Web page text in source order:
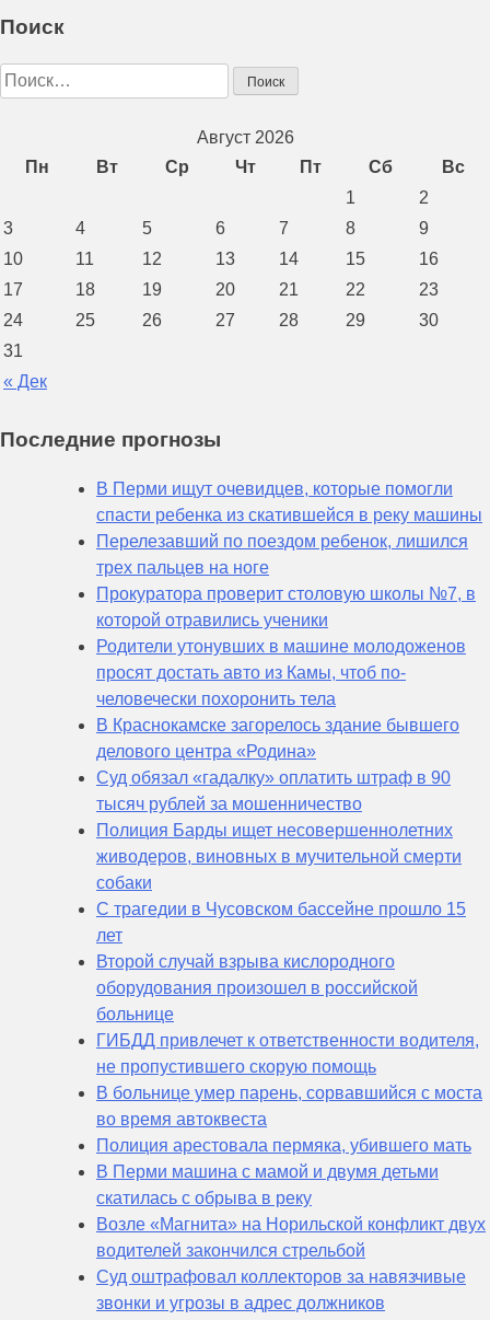
Поиск
Найти:
Август 2026
Пн
Вт Ср Чт Пт Сб Вс
« Дек
1
2
3
4 5 6 7 8
9
10
11 12 13 14 15
16
17
18 19 20 21 22
23
24
25 26 27 28 29
30
31
Последние прогнозы
В Перми ищут очевидцев, которые помогли
спасти ребенка из скатившейся в реку машины
Перелезавший по поездом ребенок, лишился
трех пальцев на ноге
Прокуратора проверит столовую школы №7, в
которой отравились ученики
Родители утонувших в машине молодоженов
просят достать авто из Камы, чтоб по-
человечески похоронить тела
В Краснокамске загорелось здание бывшего
делового центра «Родина»
Суд обязал «гадалку» оплатить штраф в 90
тысяч рублей за мошенничество
Полиция Барды ищет несовершеннолетних
живодеров, виновных в мучительной смерти
собаки
С трагедии в Чусовском бассейне прошло 15
лет
Второй случай взрыва кислородного
оборудования произошел в российской
больнице
ГИБДД привлечет к ответственности водителя,
не пропустившего скорую помощь
В больнице умер парень, сорвавшийся с моста
во время автоквеста
Полиция арестовала пермяка, убившего мать
В Перми машина с мамой и двумя детьми
скатилась с обрыва в реку
Возле «Магнита» на Норильской конфликт двух
водителей закончился стрельбой
Суд оштрафовал коллекторов за навязчивые
звонки и угрозы в адрес должников